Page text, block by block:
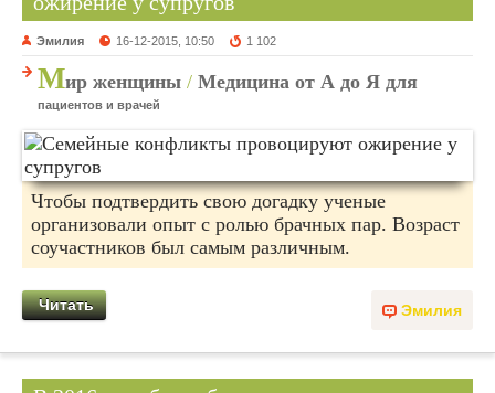
Эмилия 16-12-2015, 10:50 1 102
Мир женщины / Медицина от А до Я для
пациентов и врачей
Чтобы подтвердить свою догадку ученые
организовали опыт с ролью брачных пар. Возраст
соучастников был самым различным.
Эмилия
Читать